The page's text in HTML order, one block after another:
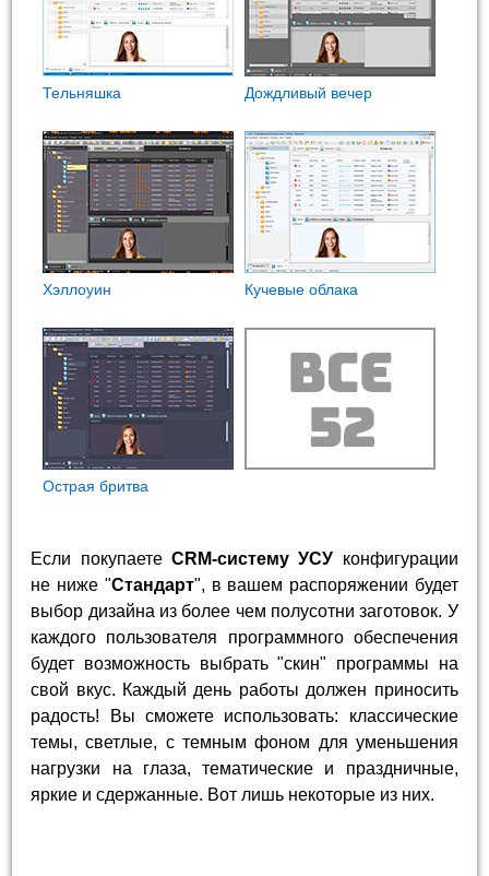
Тельняшка Дождливый вечер
Хэллоуин Кучевые облака
Острая бритва
Если покупаете CRM-систему УСУ конфигурации
не ниже "Стандарт", в вашем распоряжении будет
выбор дизайна из более чем полусотни заготовок. У
каждого пользователя программного обеспечения
будет возможность выбрать "скин" программы на
свой вкус. Каждый день работы должен приносить
радость! Вы сможете использовать: классические
темы, светлые, с темным фоном для уменьшения
нагрузки на глаза, тематические и праздничные,
яркие и сдержанные. Вот лишь некоторые из них.